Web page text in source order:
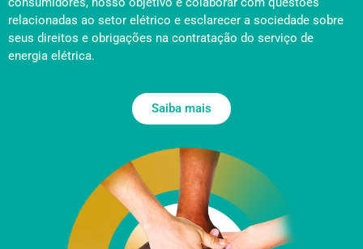
relacionadas ao setor elétrico e esclarecer a sociedade sobre
seus direitos e obrigações na contratação do serviço de
energia elétrica.
Saiba mais